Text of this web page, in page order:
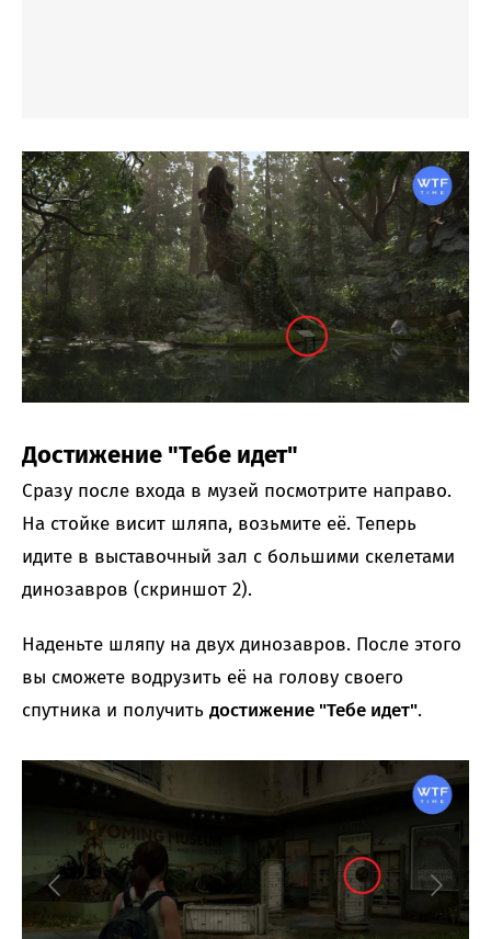
Достижение "Тебе идет"
Сразу после входа в музей посмотрите направо.
На стойке висит шляпа, возьмите её. Теперь
идите в выставочный зал с большими скелетами
динозавров (скриншот 2).
Наденьте шляпу на двух динозавров. После этого
вы сможете водрузить её на голову своего
спутника и получить достижение "Тебе идет".